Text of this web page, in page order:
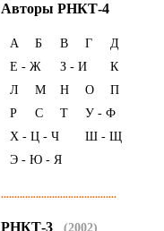
Авторы РНКТ-4
А Б В Г
Д
Е - Ж
З - И
К
Л
М Н О
П
Р
С Т
У - Ф
Х - Ц - Ч
Ш - Щ
Э - Ю - Я
...........................................
РНКТ-3 (2002)